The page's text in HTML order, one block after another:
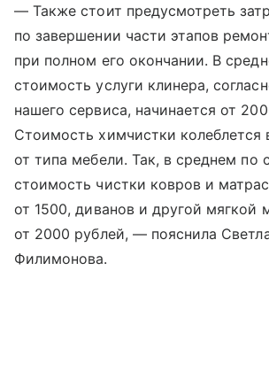
— Также стоит предусмотреть
по завершении части этапов
при полном его окончании. В
стоимость услуги клинера,
нашего сервиса, начинается от
Стоимость химчистки колеблется
от типа мебели. Так, в среднем по
стоимость чистки ковров и
от 1500, диванов и другой мягкой
от 2000 рублей, — пояснила
Филимонова.